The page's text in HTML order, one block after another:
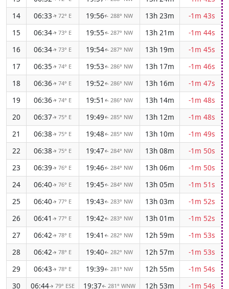
14
06:33↑72° E 19:56↑ 288° NW 13h 23m
-1m 43s
15
06:34↑73° E 19:55↑ 287° NW 13h 21m
-1m 44s
16
06:34↑73° E 19:54↑ 287° NW 13h 19m
-1m 45s
17
06:35↑ 74° E 19:53↑ 286° NW 13h 17m
-1m 46s
18
06:36↑ 74° E 19:52↑ 286° NW 13h 16m
-1m 47s
19
06:36↑ 74° E 19:51 ↑ 286° NW 13h 14m
-1m 48s
20
06:37↑ 75° E 19:49↑ 285° NW 13h 12m
-1m 48s
21
06:38↑ 75° E 19:48↑ 285° NW 13h 10m
-1m 49s
22
06:38↑ 75° E 19:47↑ 284° NW 13h 08m
-1m 50s
23
06:39↑ 76° E 19:46↑ 284° NW 13h 06m
-1m 50s
24
06:40↑ 76° E 19:45↑ 284° NW 13h 05m
-1m 51s
25
06:40↑ 77° E 19:43↑ 283° NW 13h 03m
-1m 52s
26
06:41 ↑ 77° E 19:42↑ 283° NW 13h 01m
-1m 52s
27
06:42↑ 78° E 19:41 ↑ 282° NW 12h 59m
-1m 53s
28
06:42↑ 78° E 19:40↑ 282° NW 12h 57m
-1m 53s
29
06:43↑ 78° E 19:39↑ 281° NW 12h 55m
-1m 54s
30
06:44↑ 79° ESE 19:37↑ 281° WNW 12h 53m
-1m 54s